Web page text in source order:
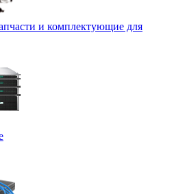
и комплектующие для